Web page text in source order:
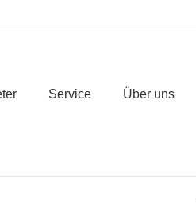
Service Über uns